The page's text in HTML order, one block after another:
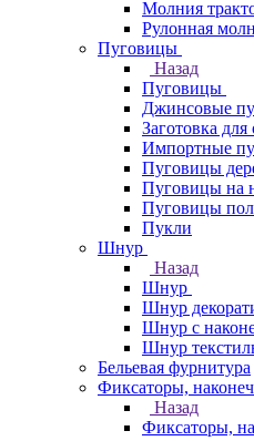
Молния
Рулонная
Пуговицы
Назад
Пуговицы
Джинсовые
Заготовка
Импортные
Пуговицы
Пуговицы на
Пуговицы
Пукли
Шнур
Назад
Шнур
Шнур
Шнур с
Шнур
Бельевая фурнитура
Фиксаторы,
Назад
Фиксаторы,